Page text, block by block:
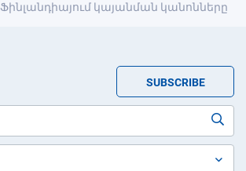
Ֆինլանդիայում կայանման կանոնները
SUBSCRIBE